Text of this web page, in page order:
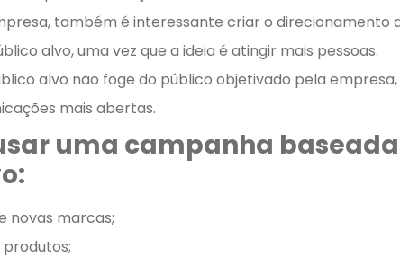
também é interessante criar o direcionamento
alvo, uma vez que a ideia é atingir mais pessoas.
alvo não foge do público objetivado pela
mais abertas.
uma campanha
novas marcas;